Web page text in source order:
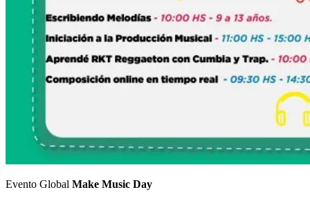
Evento Global Make Music Day